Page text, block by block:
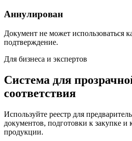
Аннулирован
Документ не может использоваться
подтверждение.
Для бизнеса и экспертов
Система для
соответствия
Используйте реестр для
документов, подготовки к закупке и
продукции.